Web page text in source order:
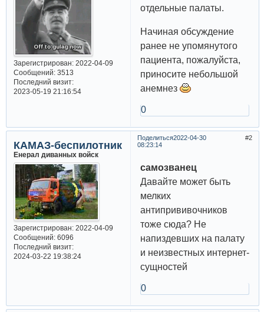
Зарегистрирован: 2022-04-09
Сообщений:3513
Последний визит:
2023-05-19 21:16:54
отдельные палаты.
Начиная обсуждение
ранее не упомянутого
пациента, пожалуйста,
приносите небольшой
анемнез
0
Поделиться 2
2022-04-30
08:23:14
КАМАЗ-беспилотник
Енерал диванных войск
Зарегистрирован: 2022-04-09
Сообщений:6096
Последний визит:
2024-03-22 19:38:24
самозванец
Давайте может быть
мелких
антипрививочников
тоже сюда? Не
напиздевших на палату
и неизвестных интернет-
сущностей
0